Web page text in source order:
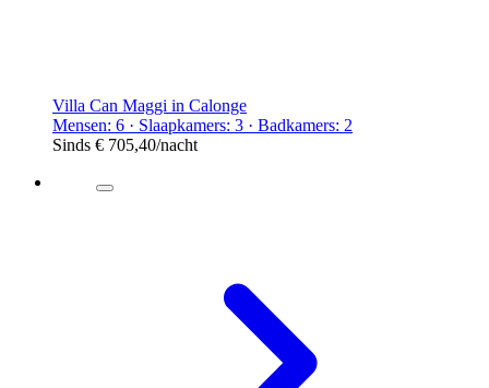
Villa Can Maggi in Calonge
Mensen: 6 · Slaapkamers: 3 · Badkamers: 2
Sinds € 705,40/nacht